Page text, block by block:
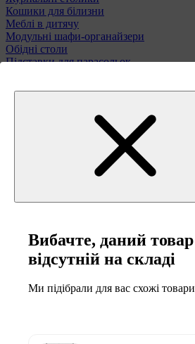
Кошики для білизни
Меблі в дитячу
Модульні шафи-органайзери
Обідні столи
Підставки для парасольок
Вибачте, даний товар
відсутній на складі
Ми підібрали для вас схожі товари